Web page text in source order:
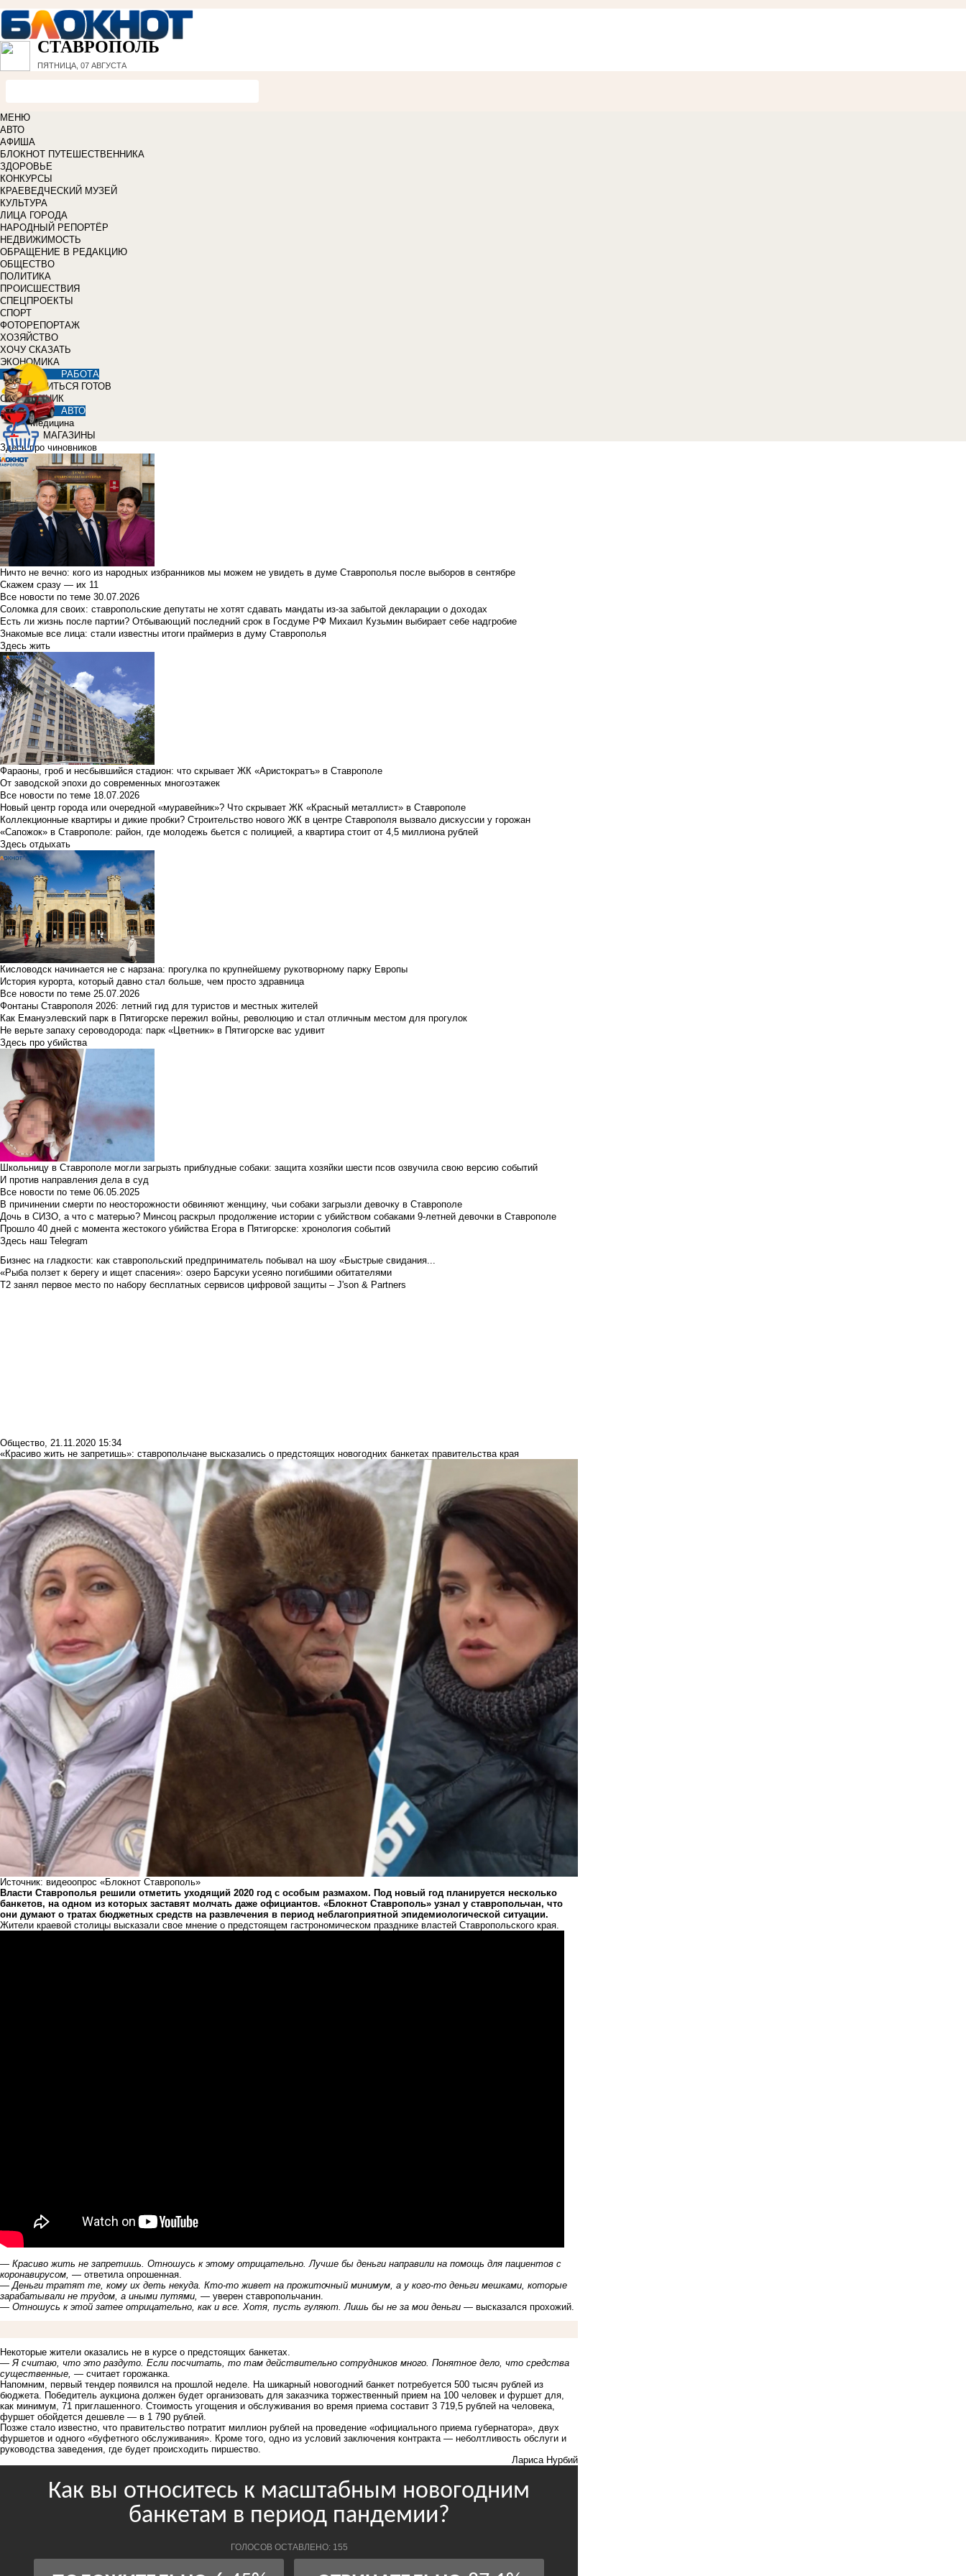
СТАВРОПОЛЬ
ПЯТНИЦА, 07 АВГУСТА
МЕНЮ
АВТО
АФИША
БЛОКНОТ ПУТЕШЕСТВЕННИКА
ЗДОРОВЬЕ
КОНКУРСЫ
КРАЕВЕДЧЕСКИЙ МУЗЕЙ
КУЛЬТУРА
ЛИЦА ГОРОДА
НАРОДНЫЙ РЕПОРТЁР
НЕДВИЖИМОСТЬ
ОБРАЩЕНИЕ В РЕДАКЦИЮ
ОБЩЕСТВО
ПОЛИТИКА
ПРОИСШЕСТВИЯ
СПЕЦПРОЕКТЫ
СПОРТ
ФОТОРЕПОРТАЖ
ХОЗЯЙСТВО
ХОЧУ СКАЗАТЬ
ЭКОНОМИКА
РАБОТА
УЧИТЬСЯ ГОТОВ
СПРАВОЧНИК
АВТО
Медицина
МАГАЗИНЫ
Здесь про чиновников
Ничто не вечно: кого из народных избранников мы можем не увидеть в думе Ставрополья после выборов в сентябре
Скажем сразу — их 11
Все новости по теме 30.07.2026
Соломка для своих: ставропольские депутаты не хотят сдавать мандаты из-за забытой декларации о доходах
Есть ли жизнь после партии? Отбывающий последний срок в Госдуме РФ Михаил Кузьмин выбирает себе надгробие
Знакомые все лица: стали известны итоги праймериз в думу Ставрополья
Здесь жить
Фараоны, гроб и несбывшийся стадион: что скрывает ЖК «Аристократъ» в Ставрополе
От заводской эпохи до современных многоэтажек
Все новости по теме 18.07.2026
Новый центр города или очередной «муравейник»? Что скрывает ЖК «Красный металлист» в Ставрополе
Коллекционные квартиры и дикие пробки? Строительство нового ЖК в центре Ставрополя вызвало дискуссии у горожан
«Сапожок» в Ставрополе: район, где молодежь бьется с полицией, а квартира стоит от 4,5 миллиона рублей
Здесь отдыхать
Кисловодск начинается не с нарзана: прогулка по крупнейшему рукотворному парку Европы
История курорта, который давно стал больше, чем просто здравница
Все новости по теме 25.07.2026
Фонтаны Ставрополя 2026: летний гид для туристов и местных жителей
Как Емануэлевский парк в Пятигорске пережил войны, революцию и стал отличным местом для прогулок
Не верьте запаху сероводорода: парк «Цветник» в Пятигорске вас удивит
Здесь про убийства
Школьницу в Ставрополе могли загрызть приблудные собаки: защита хозяйки шести псов озвучила свою версию событий
И против направления дела в суд
Все новости по теме 06.05.2025
В причинении смерти по неосторожности обвиняют женщину, чьи собаки загрызли девочку в Ставрополе
Дочь в СИЗО, а что с матерью? Минсоц раскрыл продолжение истории с убийством собаками 9-летней девочки в Ставрополе
Прошло 40 дней с момента жестокого убийства Егора в Пятигорске: хронология событий
Здесь наш Telegram
Бизнес на гладкости: как ставропольский предприниматель побывал на шоу «Быстрые свидания...
«Рыба ползет к берегу и ищет спасения»: озеро Барсуки усеяно погибшими обитателями
Т2 занял первое место по набору бесплатных сервисов цифровой защиты – J'son & Partners
Общество, 21.11.2020 15:34
«Красиво жить не запретишь»: ставропольчане высказались о предстоящих новогодних банкетах правительства края
Источник: видеоопрос «Блокнот Ставрополь»
Власти Ставрополья решили отметить уходящий 2020 год с особым размахом. Под новый год планируется несколько
банкетов, на одном из которых заставят молчать даже официантов. «Блокнот Ставрополь» узнал у ставропольчан, что
они думают о тратах бюджетных средств на развлечения в период неблагоприятной эпидемиологической ситуации.
Жители краевой столицы высказали свое мнение о предстоящем гастрономическом празднике властей Ставропольского края.
― Красиво жить не запретишь. Отношусь к этому отрицательно. Лучше бы деньги направили на помощь для пациентов с
коронавирусом, ― ответила опрошенная.
― Деньги тратят те, кому их деть некуда. Кто-то живет на прожиточный минимум, а у кого-то деньги мешками, которые
зарабатывали не трудом, а иными путями, ― уверен ставропольчанин.
― Отношусь к этой затее отрицательно, как и все. Хотя, пусть гуляют. Лишь бы не за мои деньги ― высказался прохожий.
Некоторые жители оказались не в курсе о предстоящих банкетах.
― Я считаю, что это раздуто. Если посчитать, то там действительно сотрудников много. Понятное дело, что средства
существенные, ― считает горожанка.
Напомним, первый тендер появился на прошлой неделе. На шикарный новогодний банкет потребуется 500 тысяч рублей из
бюджета. Победитель аукциона должен будет организовать для заказчика торжественный прием на 100 человек и фуршет для,
как минимум, 71 приглашенного. Стоимость угощения и обслуживания во время приема составит 3 719,5 рублей на человека,
фуршет обойдется дешевле — в 1 790 рублей.
Позже стало известно, что правительство потратит миллион рублей на проведение «официального приема губернатора», двух
фуршетов и одного «буфетного обслуживания». Кроме того, одно из условий заключения контракта ― неболтливость обслуги и
руководства заведения, где будет происходить пиршество.
Лариса Нурбий